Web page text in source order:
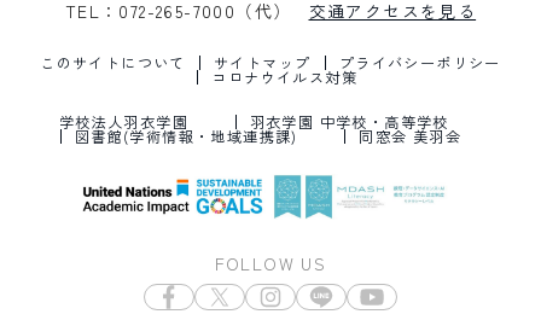
TEL：072-265-7000（代）
交通アクセスを見る
このサイトについて サイトマップ プライバシーポリシー
コロナウイルス対策
学校法人羽衣学園 羽衣学園 中学校・高等学校
図書館(学術情報・地域連携課) 同窓会 美羽会
FOLLOW US